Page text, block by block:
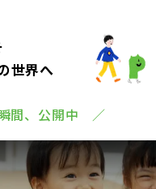
世界へ
間、公開中 ／